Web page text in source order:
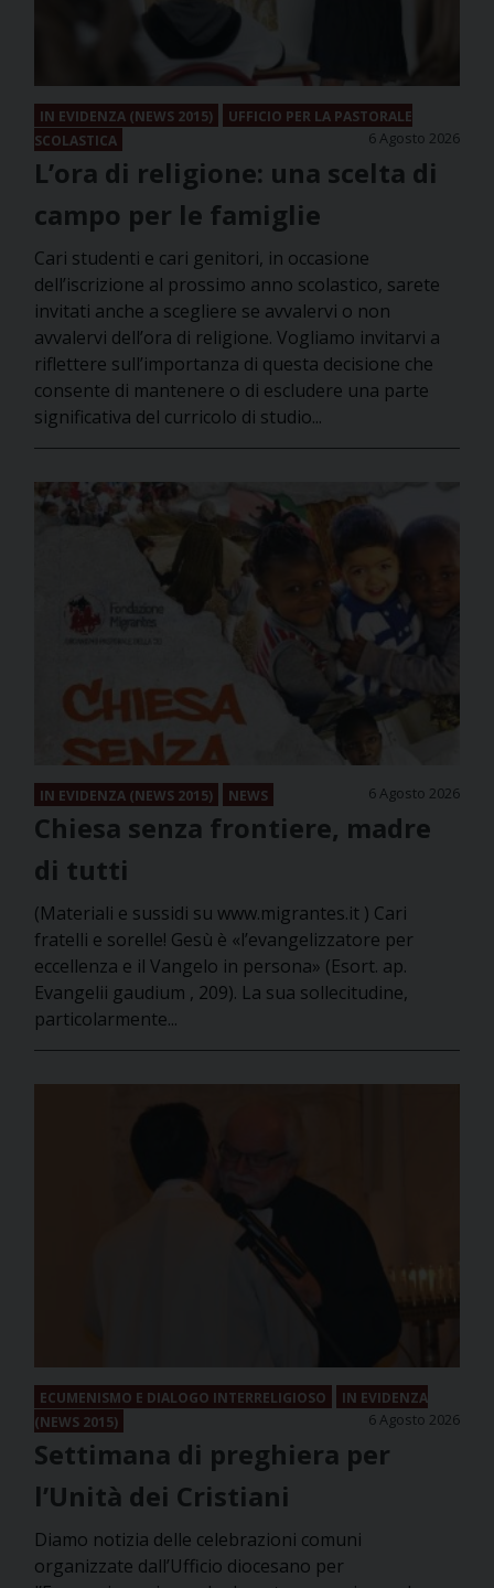
IN EVIDENZA (NEWS 2015)
UFFICIO PER LA PASTORALE
SCOLASTICA
6 Agosto 2026
L’ora di religione: una scelta di
campo per le famiglie
Cari studenti e cari genitori, in occasione
dell’iscrizione al prossimo anno scolastico, sarete
invitati anche a scegliere se avvalervi o non
avvalervi dell’ora di religione. Vogliamo invitarvi a
riflettere sull’importanza di questa decisione che
consente di mantenere o di escludere una parte
significativa del curricolo di studio...
IN EVIDENZA (NEWS 2015) NEWS 6 Agosto 2026
Chiesa senza frontiere, madre
di tutti
(Materiali e sussidi su www.migrantes.it ) Cari
fratelli e sorelle! Gesù è «l’evangelizzatore per
eccellenza e il Vangelo in persona» (Esort. ap.
Evangelii gaudium , 209). La sua sollecitudine,
particolarmente...
ECUMENISMO E DIALOGO INTERRELIGIOSO
IN EVIDENZA
(NEWS 2015)
6 Agosto 2026
Settimana di preghiera per
l’Unità dei Cristiani
Diamo notizia delle celebrazioni comuni
organizzate dall’Ufficio diocesano per